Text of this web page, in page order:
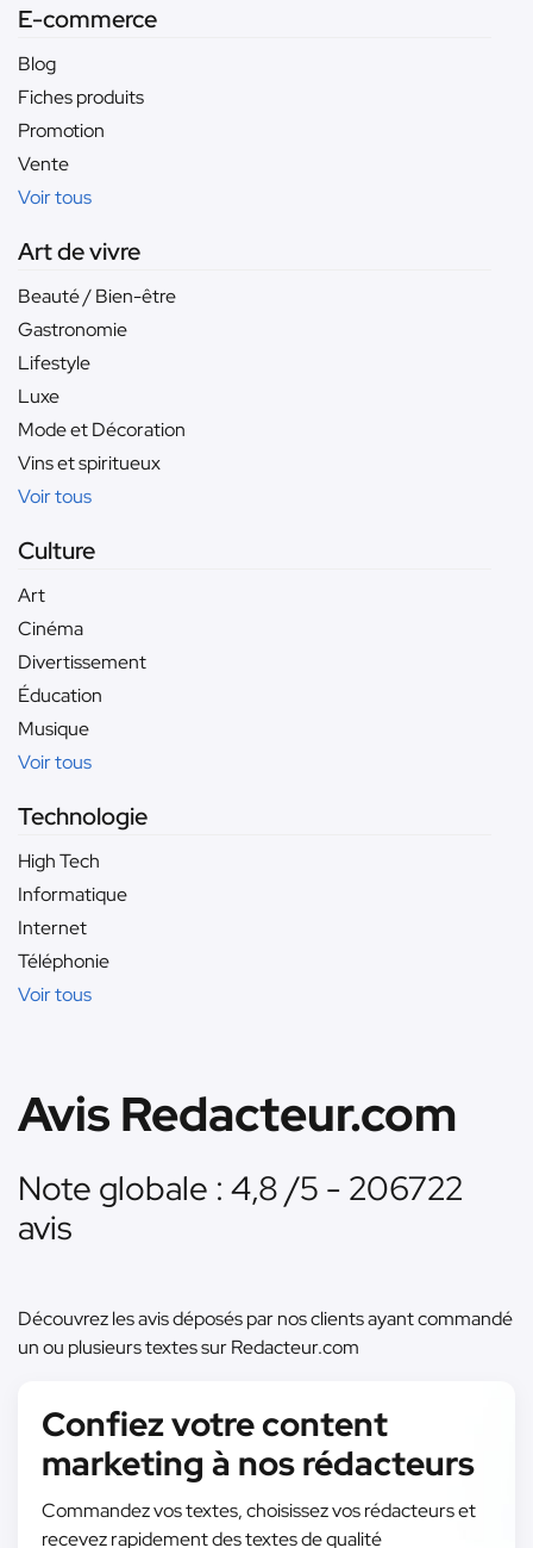
E-commerce
Blog
Fiches produits
Promotion
Vente
Voir tous
Art de vivre
Beauté / Bien-être
Gastronomie
Lifestyle
Luxe
Mode et Décoration
Vins et spiritueux
Voir tous
Culture
Art
Cinéma
Divertissement
Éducation
Musique
Voir tous
Technologie
High Tech
Informatique
Internet
Téléphonie
Voir tous
Avis Redacteur.com
Note globale : 4,8 /5 - 206722
avis
Découvrez les avis déposés par nos clients ayant commandé
un ou plusieurs textes sur Redacteur.com
Confiez votre content
marketing à nos rédacteurs
Commandez vos textes, choisissez vos rédacteurs et
recevez rapidement des textes de qualité